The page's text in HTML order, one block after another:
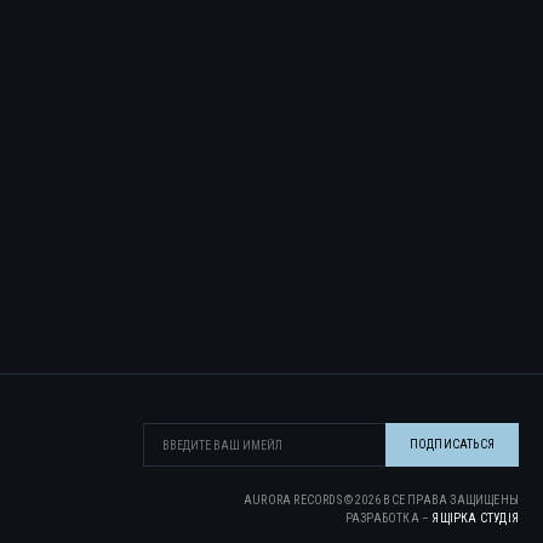
AURORA RECORDS ©2026 ВСЕ ПРАВА ЗАЩИЩЕНЫ
РАЗРАБОТКА – ЯЩІРКА CТУДІЯ